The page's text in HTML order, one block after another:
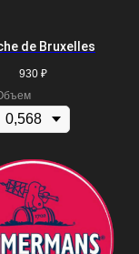
de Bruxelles
930 ₽